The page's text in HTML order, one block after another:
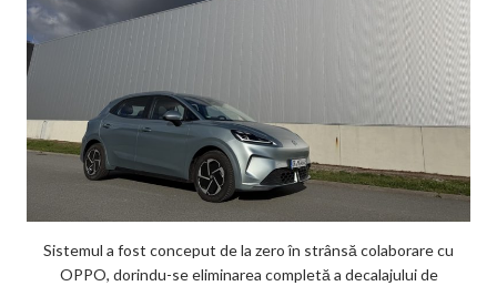
Sistemul a fost conceput de la zero în strânsă colaborare cu
OPPO, dorindu-se eliminarea completă a decalajului de